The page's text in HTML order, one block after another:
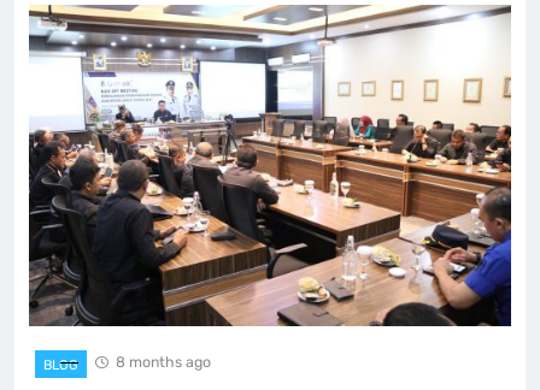
BLOG 8 months ago